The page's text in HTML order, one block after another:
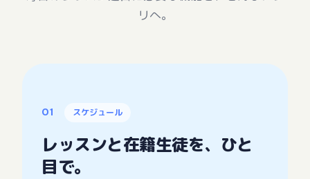
リへ。
01 スケジュール
レッスンと在籍生徒を、ひと
目で。